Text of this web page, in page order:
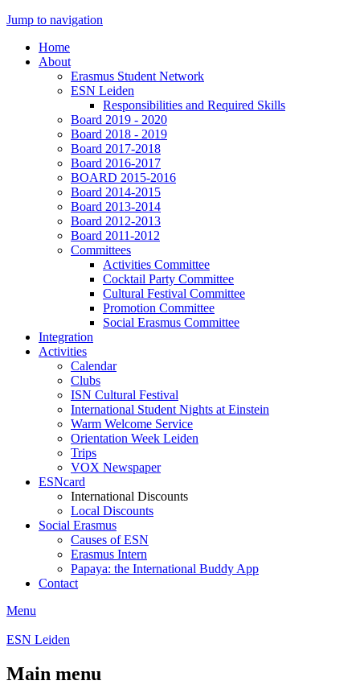
Jump to navigation
Home
About
Erasmus Student Network
ESN Leiden
Responsibilities and Required Skills
Board 2019 - 2020
Board 2018 - 2019
Board 2017-2018
Board 2016-2017
BOARD 2015-2016
Board 2014-2015
Board 2013-2014
Board 2012-2013
Board 2011-2012
Committees
Activities Committee
Cocktail Party Committee
Cultural Festival Committee
Promotion Committee
Social Erasmus Committee
Integration
Activities
Calendar
Clubs
ISN Cultural Festival
International Student Nights at Einstein
Warm Welcome Service
Orientation Week Leiden
Trips
VOX Newspaper
ESNcard
International Discounts
Local Discounts
Social Erasmus
Causes of ESN
Erasmus Intern
Papaya: the International Buddy App
Contact
Menu
ESN Leiden
Main menu